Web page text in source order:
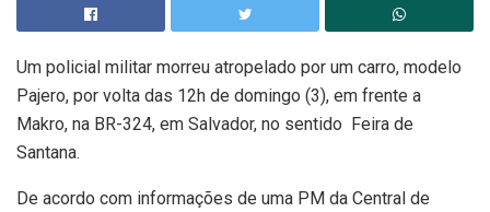
Um policial militar morreu atropelado por um carro, modelo
Pajero, por volta das 12h de domingo (3), em frente a
Makro, na BR-324, em Salvador, no sentido Feira de
Santana.
De acordo com informações de uma PM da Central de